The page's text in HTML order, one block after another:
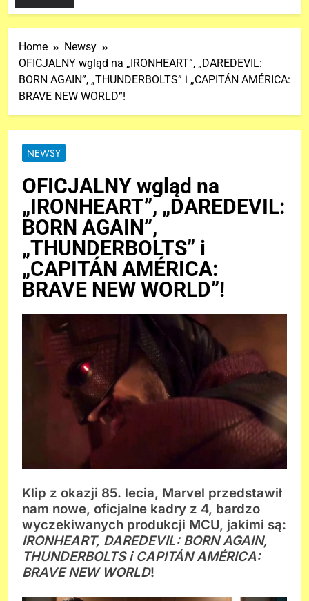
Home
Newsy
OFICJALNY wgląd na „IRONHEART”, „DAREDEVIL:
BORN AGAIN”, „THUNDERBOLTS” i „CAPITÁN AMÉRICA:
BRAVE NEW WORLD”!
NEWSY
OFICJALNY wgląd na
„IRONHEART”, „DAREDEVIL:
BORN AGAIN”,
„THUNDERBOLTS” i
„CAPITÁN AMÉRICA:
BRAVE NEW WORLD”!
Klip z okazji 85. lecia, Marvel przedstawił
nam nowe, oficjalne kadry z 4, bardzo
wyczekiwanych produkcji MCU, jakimi są:
IRONHEART, DAREDEVIL: BORN AGAIN,
THUNDERBOLTS i CAPITÁN AMÉRICA:
BRAVE NEW WORLD!